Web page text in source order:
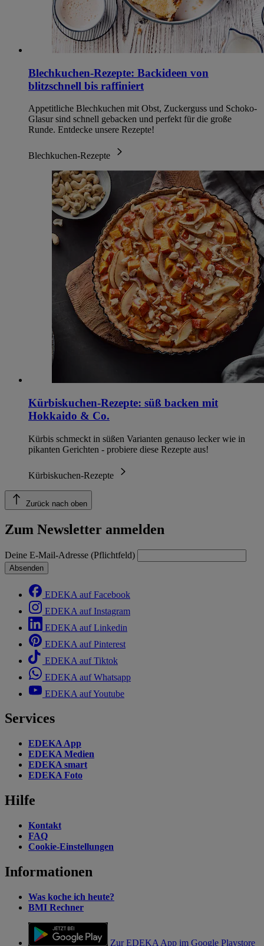
Blechkuchen-Rezepte: Backideen von
blitzschnell bis raffiniert
Appetitliche Blechkuchen mit Obst, Zuckerguss und Schoko-
Glasur sind schnell gebacken und perfekt für die große
Runde. Entdecke unsere Rezepte!
Blechkuchen-Rezepte
Kürbiskuchen-Rezepte: süß backen mit
Hokkaido & Co.
Kürbis schmeckt in süßen Varianten genauso lecker wie in
pikanten Gerichten - probiere diese Rezepte aus!
Kürbiskuchen-Rezepte
Zurück nach oben
Zum Newsletter anmelden
Deine E-Mail-Adresse (Pflichtfeld)
Absenden
EDEKA auf Facebook
EDEKA auf Instagram
EDEKA auf Linkedin
EDEKA auf Pinterest
EDEKA auf Tiktok
EDEKA auf Whatsapp
EDEKA auf Youtube
Services
EDEKA App
EDEKA Medien
EDEKA smart
EDEKA Foto
Hilfe
Kontakt
FAQ
Cookie-Einstellungen
Informationen
Was koche ich heute?
BMI Rechner
Zur EDEKA App im Google Playstore